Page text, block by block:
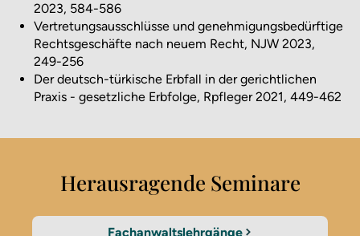
2023, 584-586
Vertretungsausschlüsse und genehmigungsbedürftige
Rechtsgeschäfte nach neuem Recht, NJW 2023,
249-256
Der deutsch-türkische Erbfall in der gerichtlichen
Praxis - gesetzliche Erbfolge, Rpfleger 2021, 449-462
Herausragende Seminare
Fachanwaltslehrgänge